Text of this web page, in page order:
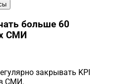
больше 60
СМИ
закрывать KPI
СМИ.